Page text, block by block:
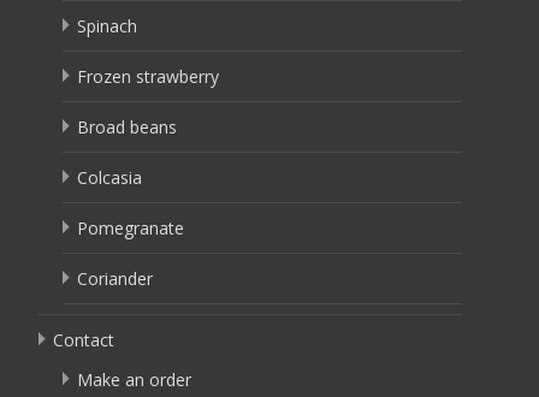
Spinach
Frozen strawberry
Broad beans
Colcasia
Pomegranate
Coriander
Contact
Make an order